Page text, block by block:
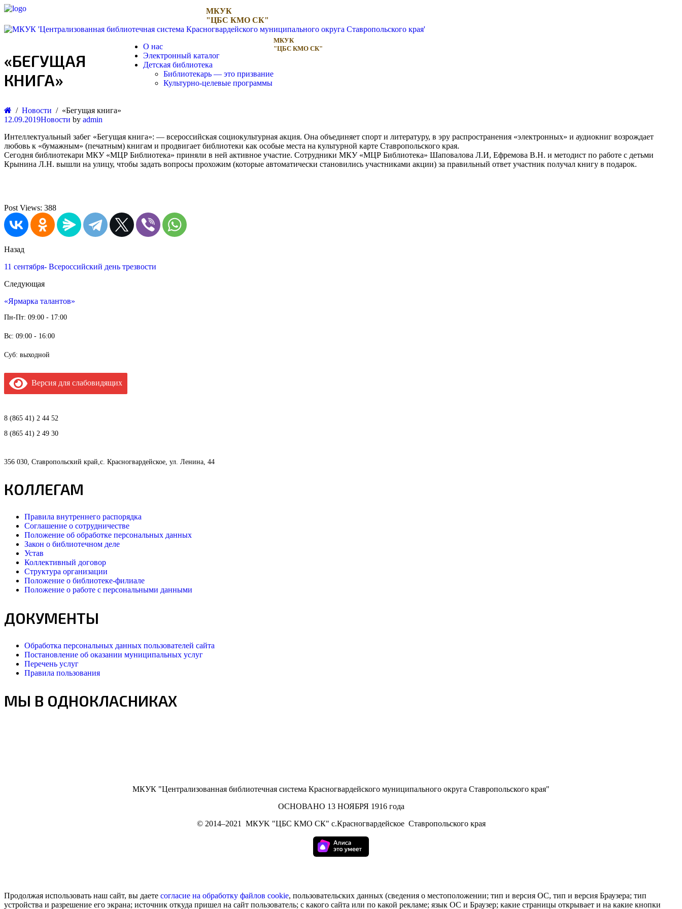
МКУК
"ЦБС КМО СК"
МКУК
"ЦБС КМО СК"
О нас
Электронный каталог
Детская библиотека
Библиотекарь — это призвание
Культурно-целевые программы
«БЕГУЩАЯ
КНИГА»
Новости
«Бегущая книга»
12.09.2019Новости by admin
Интеллектуальный забег «Бегущая книга»: — всероссийская социокультурная акция. Она объединяет спорт и литературу, в эру распространения «электронных» и аудиокниг возрождает
любовь к «бумажным» (печатным) книгам и продвигает библиотеки как особые места на культурной карте Ставропольского края.
Сегодня библиотекари МКУ «МЦР Библиотека» приняли в ней активное участие. Сотрудники МКУ «МЦР Библиотека» Шаповалова Л.И, Ефремова В.Н. и методист по работе с детьми
Крынина Л.Н. вышли на улицу, чтобы задать вопросы прохожим (которые автоматически становились участниками акции) за правильный ответ участник получал книгу в подарок.
Post Views: 388
Назад
11 сентября- Всероссийский день трезвости
Следующая
«Ярмарка талантов»
Пн-Пт: 09:00 - 17:00
Вс: 09:00 - 16:00
Суб: выходной
Версия для слабовидящих
8 (865 41) 2 44 52
8 (865 41) 2 49 30
356 030, Ставропольский край,с. Красногвардейское, ул. Ленина, 44
КОЛЛЕГАМ
Правила внутреннего распорядка
Соглашение о сотрудничестве
Положение об обработке персональных данных
Закон о библиотечном деле
Устав
Коллективный договор
Структура организации
Положение о библиотеке-филиале
Положение о работе с персональными данными
ДОКУМЕНТЫ
Обработка персональных данных пользователей сайта
Постановление об оказании муниципальных услуг
Перечень услуг
Правила пользования
МЫ В ОДНОКЛАСНИКАХ
МКУК "Централизованная библиотечная система Красногвардейского муниципального округа Ставропольского края"
ОСНОВАНО 13 НОЯБРЯ 1916 года
© 2014–2021 МКУK "ЦБС КМО СК" с.Красногвардейское Ставропольского края
Продолжая использовать наш сайт, вы даете согласие на обработку файлов cookie, пользовательских данных (сведения о местоположении; тип и версия ОС, тип и версия Браузера; тип
устройства и разрешение его экрана; источник откуда пришел на сайт пользователь; с какого сайта или по какой рекламе; язык ОС и Браузер; какие страницы открывает и на какие кнопки